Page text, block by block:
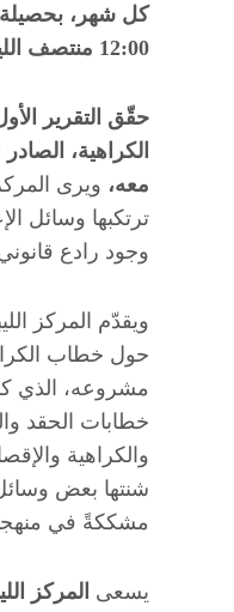
12:00 منتصف الليل بتوقيت طرابلس.
حقّق التقرير
معه، ويرى
ترتكبها وسائل
وجود رادع
ويقدّم المركز
حول خطاب
مشروعه، الذي
خطابات الحقد
والكراهية
شنتها بعض وسائل
مشككةً في
يسعى المركز